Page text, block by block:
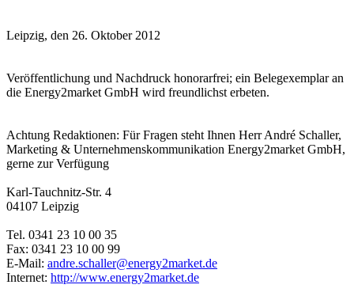
Leipzig, den 26. Oktober 2012
Veröffentlichung und Nachdruck honorarfrei; ein Belegexemplar an
die Energy2market GmbH wird freundlichst erbeten.
Achtung Redaktionen: Für Fragen steht Ihnen Herr André Schaller,
Marketing & Unternehmenskommunikation Energy2market GmbH,
gerne zur Verfügung
Karl-Tauchnitz-Str. 4
04107 Leipzig
Tel. 0341 23 10 00 35
Fax: 0341 23 10 00 99
E-Mail: andre.schaller@energy2market.de
Internet: http://www.energy2market.de